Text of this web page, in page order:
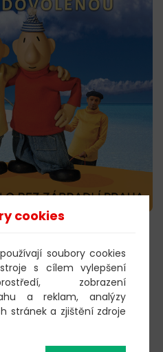
805 271
cookies
soubory cookies
s cílem vylepšení
zobrazení
a reklam, analýzy
stránek a zjištění zdroje